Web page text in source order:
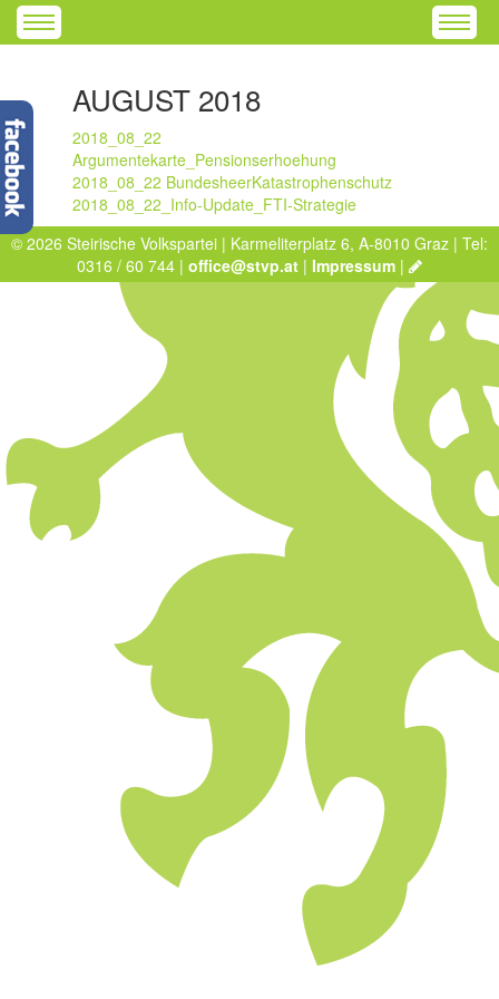
AUGUST 2018
2018_08_22
Argumentekarte_Pensionserhoehung
2018_08_22 BundesheerKatastrophenschutz
2018_08_22_Info-Update_FTI-Strategie
© 2026 Steirische Volkspartei | Karmeliterplatz 6, A-8010 Graz | Tel:
0316 / 60 744 | office@stvp.at | Impressum |